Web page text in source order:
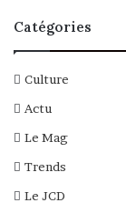
Catégories
Culture
Actu
Le Mag
Trends
Le JCD